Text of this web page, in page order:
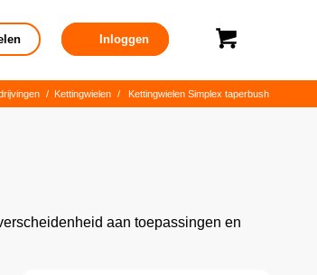
Inloggen
/ Kettingwielen / Kettingwielen Simplex taperbush
aan toepassingen en